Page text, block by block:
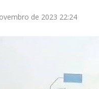
de 2023 22:24